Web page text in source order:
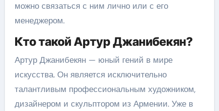
можно связаться с ним лично или с его
менеджером.
Кто такой Артур Джанибекян?
Артур Джанибекян — юный гений в мире
искусства. Он является исключительно
талантливым профессиональным художником,
дизайнером и скульптором из Армении. Уже в